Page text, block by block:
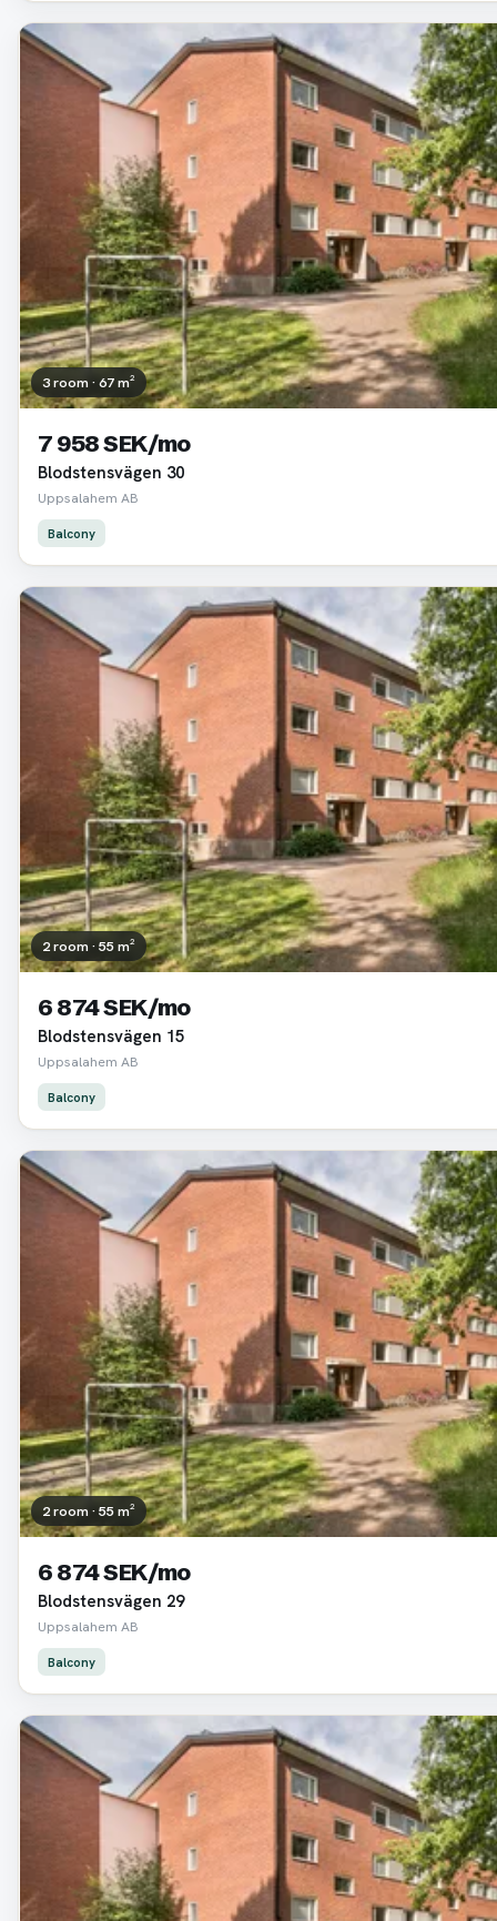
3 room · 67 m²
7 958 SEK/mo
Blodstensvägen 30
Uppsalahem AB
Balcony
2 room · 55 m²
6 874 SEK/mo
Blodstensvägen 15
Uppsalahem AB
Balcony
2 room · 55 m²
6 874 SEK/mo
Blodstensvägen 29
Uppsalahem AB
Balcony